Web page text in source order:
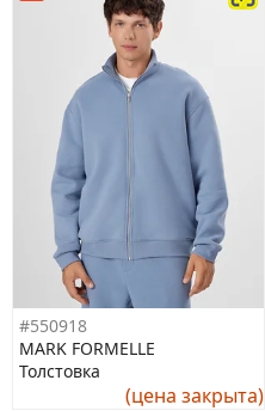
#550918
MARK FORMELLE
Толстовка
(цена закрыта)